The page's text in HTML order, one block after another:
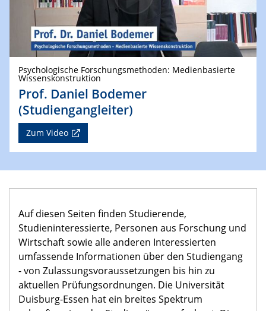
Psychologische Forschungsmethoden: Medienbasierte
Wissenskonstruktion
Prof. Daniel Bodemer
(Studiengangleiter)
Zum Video
Auf diesen Seiten finden Studierende,
Studieninteressierte, Personen aus Forschung und
Wirtschaft sowie alle anderen Interessierten
umfassende Informationen über den Studiengang
- von Zulassungsvoraussetzungen bis hin zu
aktuellen Prüfungsordnungen. Die Universität
Duisburg-Essen hat ein breites Spektrum